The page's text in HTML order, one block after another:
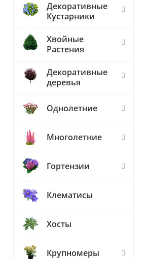
Декоративные
Кустарники
Хвойные
Растения
Декоративные
деревья
Однолетние
Многолетние
Гортензии
Клематисы
Хосты
Крупномеры